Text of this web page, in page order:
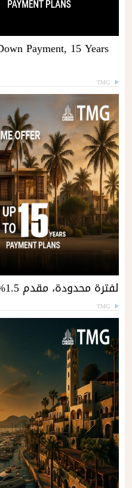
Payment, 15 Years
TMG
لفترة محدودة، مقدم 1.5% وتقسيط حتى 15 سنة
TMG